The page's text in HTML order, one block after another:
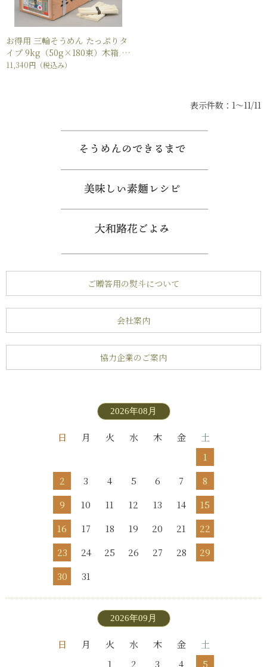
お得用 三輪そうめん たっぷりタ
イプ 9kg（50g×180束）木箱入
り
11,340円 （税込み）
表示件数：1～11/11
ご贈答用の熨斗について
会社案内
協力企業のご案内
2026年08月
日 月 火 水 木 金
土
1
2
3 4 5 6 7
8
9
10 11 12 13 14
15
16
17 18 19 20 21
22
23
24 25 26 27 28
29
30
31
2026年09月
日 月 火 水 木 金
土
1
2 3 4 5